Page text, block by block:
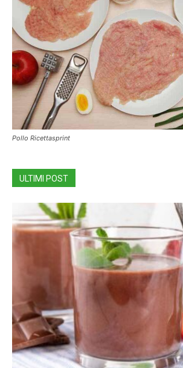
Pollo Ricettasprint
ULTIMI POST